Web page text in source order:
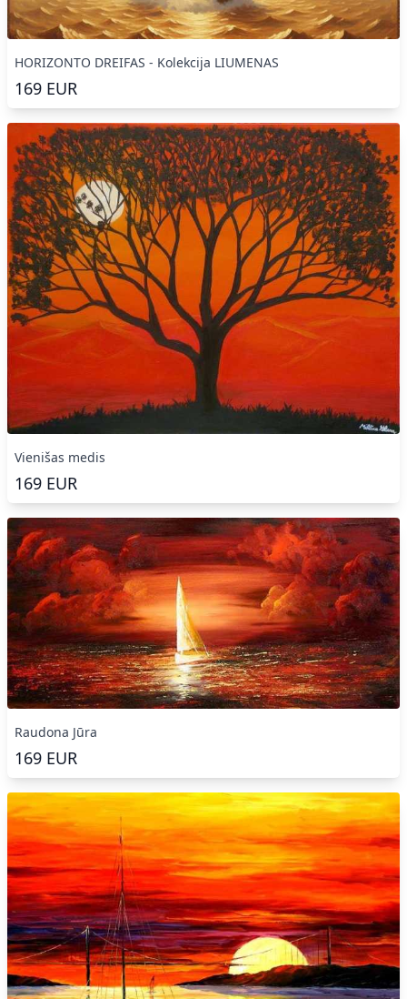
HORIZONTO DREIFAS - Kolekcija LIUMENAS
169 EUR
Vienišas medis
169 EUR
Raudona Jūra
169 EUR